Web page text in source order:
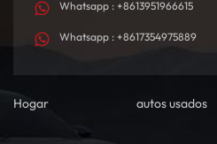
integral, garantizando un proceso de
nuestros clientes.Actúa ahoraEl Deepal
sostenibilidad y el placer de conducir.
obtener la mejor cotización y convertir
Whatsapp : +8613951966615
Whatsapp : +8617354975889
Hogar autos usados